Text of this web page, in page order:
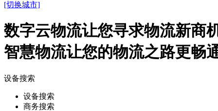
[切换城市]
数字云物流让您寻求物流新商
智慧物流让您的物流之路更畅
设备搜索
设备搜索
商务搜索